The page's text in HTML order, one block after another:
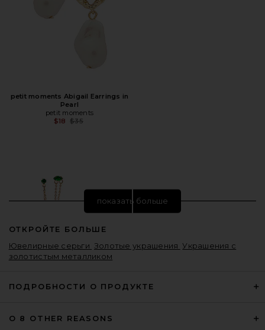
petit moments Abigail Earrings in
Pearl
petit moments
$18 Предыдущая цена:
$35
показать больше
ОТКРОЙТЕ БОЛЬШЕ
Ювелирные серьги Золотые украшения Украшения с
золотистым металликом
ПОДРОБНОСТИ О ПРОДУКТЕ
О 8 OTHER REASONS